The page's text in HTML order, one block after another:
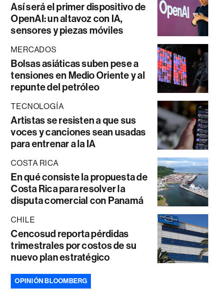
Así será el primer dispositivo de
OpenAI: un altavoz con IA,
sensores y piezas móviles
MERCADOS
Bolsas asiáticas suben pese a
tensiones en Medio Oriente y al
repunte del petróleo
TECNOLOGÍA
Artistas se resisten a que sus
voces y canciones sean usadas
para entrenar a la IA
COSTA RICA
En qué consiste la propuesta de
Costa Rica para resolver la
disputa comercial con Panamá
CHILE
Cencosud reporta pérdidas
trimestrales por costos de su
nuevo plan estratégico
OPINIÓN BLOOMBERG